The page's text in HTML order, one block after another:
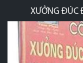
XƯỞNG ĐÚC